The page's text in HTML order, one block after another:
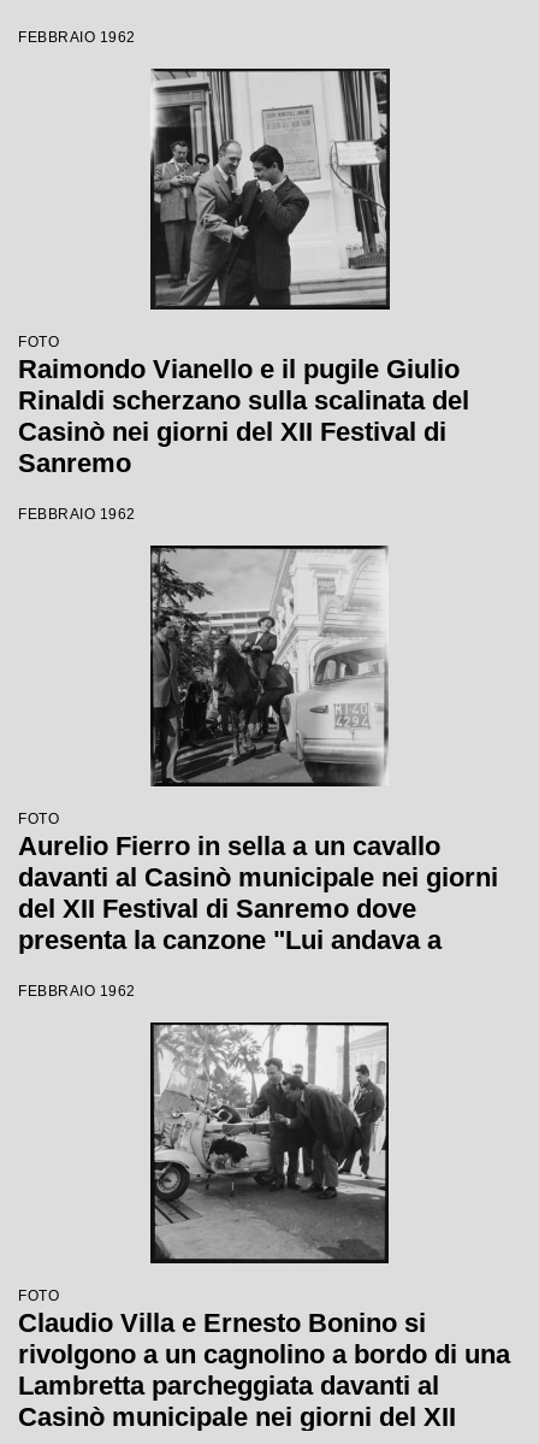
FEBBRAIO 1962
FOTO
Raimondo Vianello e il pugile Giulio
Rinaldi scherzano sulla scalinata del
Casinò nei giorni del XII Festival di
Sanremo
FEBBRAIO 1962
FOTO
Aurelio Fierro in sella a un cavallo
davanti al Casinò municipale nei giorni
del XII Festival di Sanremo dove
presenta la canzone "Lui andava a
FEBBRAIO 1962
FOTO
Claudio Villa e Ernesto Bonino si
rivolgono a un cagnolino a bordo di una
Lambretta parcheggiata davanti al
Casinò municipale nei giorni del XII